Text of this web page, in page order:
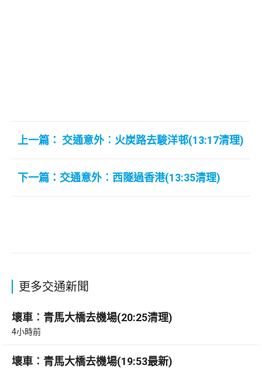
上一篇： 交通意外︰火炭路去駿洋邨(13:17清理)
下一篇：交通意外︰西隧過香港(13:35清理)
更多交通新聞
壞車︰青馬大橋去機場(20:25清理)
4小時前
壞車︰青馬大橋去機場(19:53最新)